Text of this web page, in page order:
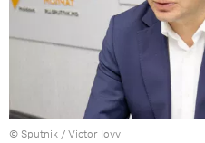
© Sputnik / Victor Iovv